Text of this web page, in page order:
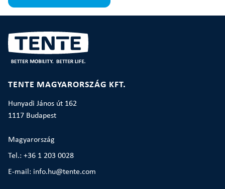
TENTE MAGYARORSZÁG KFT.
Hunyadi János út 162
1117 Budapest
Magyarország
Tel.: +36 1 203 0028
E-mail: info.hu@tente.com